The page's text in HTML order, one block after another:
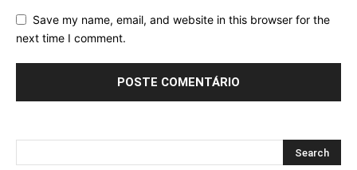
Save my name, email, and website in this browser for the
next time I comment.